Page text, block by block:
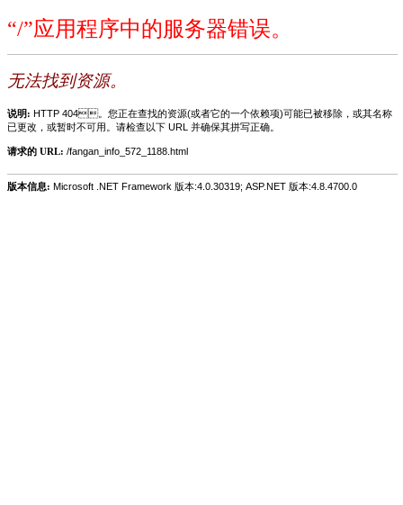
“/”应用程序中的服务器错误。
无法找到资源。
说明: HTTP 404。您正在查找的资源(或者它的一个依赖项)可能已被移除，或其名称
已更改，或暂时不可用。请检查以下 URL 并确保其拼写正确。
请求的 URL: /fangan_info_572_1188.html
版本信息: Microsoft .NET Framework 版本:4.0.30319; ASP.NET 版本:4.8.4700.0